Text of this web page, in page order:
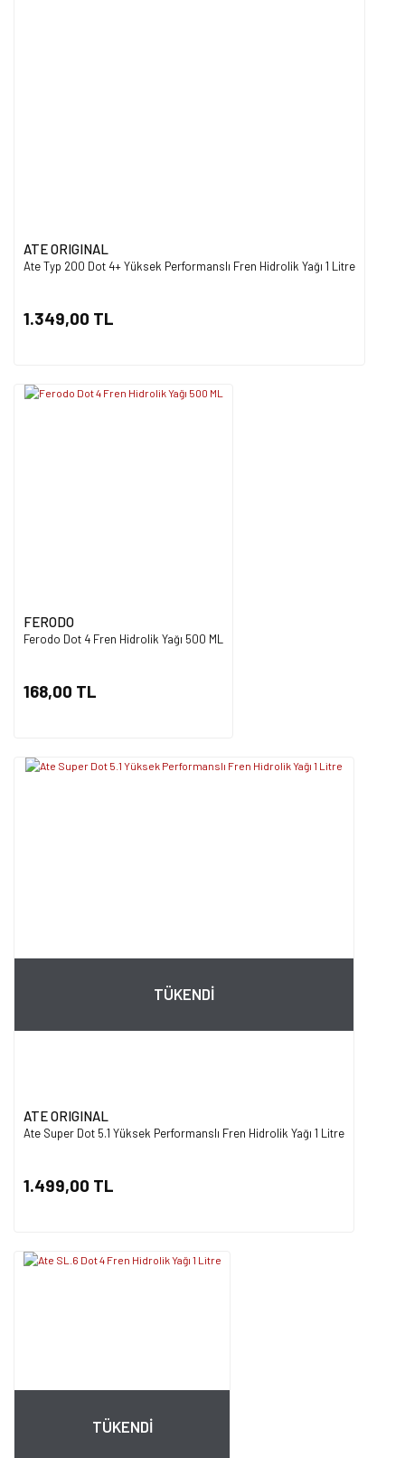
ATE ORIGINAL
Ate Typ 200 Dot 4+ Yüksek Performanslı Fren Hidrolik Yağı 1 Litre
1.349,00 TL
FERODO
Ferodo Dot 4 Fren Hidrolik Yağı 500 ML
168,00 TL
TÜKENDİ
ATE ORIGINAL
Ate Super Dot 5.1 Yüksek Performanslı Fren Hidrolik Yağı 1 Litre
1.499,00 TL
TÜKENDİ